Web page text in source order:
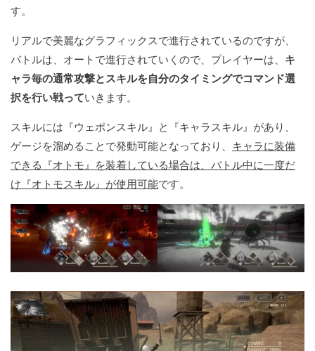
す。
リアルで美麗なグラフィックスで進行されているのですが、
バトルは、オートで進行されていくので、プレイヤーは、 キ
ャラ毎の通常攻撃とスキルを自分のタイミングでコマンド選
択を行い戦っていきます。
スキルには『ウェポンスキル』と『キャラスキル』があり、
ゲージを溜めることで発動可能となっており、 キャラに装備
できる『オトモ』を装着している場合は、バトル中に一度だ
け『オトモスキル』が使用可能です。